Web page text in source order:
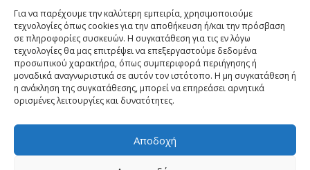
Για να παρέχουμε την καλύτερη εμπειρία, χρησιμοποιούμε
τεχνολογίες όπως cookies για την αποθήκευση ή/και την πρόσβαση
σε πληροφορίες συσκευών. Η συγκατάθεση για τις εν λόγω
τεχνολογίες θα μας επιτρέψει να επεξεργαστούμε δεδομένα
προσωπικού χαρακτήρα, όπως συμπεριφορά περιήγησης ή
μοναδικά αναγνωριστικά σε αυτόν τον ιστότοπο. Η μη συγκατάθεση ή
η ανάκληση της συγκατάθεσης, μπορεί να επηρεάσει αρνητικά
ορισμένες λειτουργίες και δυνατότητες.
Αποδοχή
Πλουτάρχου 3, 10675 Αθήνα
Email επικοινωνίας:pisinfo@pis.gr